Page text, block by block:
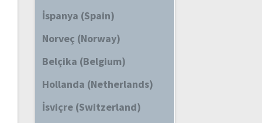
İspanya (Spain)
Norveç (Norway)
Belçika (Belgium)
Hollanda (Netherlands)
İsviçre (Switzerland)